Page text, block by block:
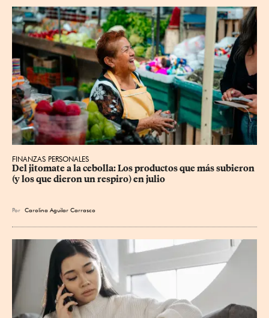
FINANZAS PERSONALES
Del jitomate a la cebolla: Los productos que más subieron
(y los que dieron un respiro) en julio
Por Carolina Aguilar Carrasco